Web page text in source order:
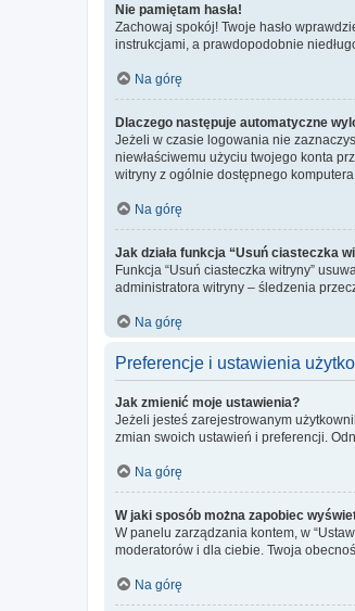
Nie pamiętam hasła!
Zachowaj spokój! Twoje hasło
instrukcjami, a prawdopodobnie
Na górę
Dlaczego następuje automatyczne
Jeżeli w czasie logowania nie
niewłaściwemu użyciu twojego konta
witryny z ogólnie dostępnego
Na górę
Jak działa funkcja “Usuń ciasteczka
Funkcja “Usuń ciasteczka witryny”
administratora witryny – śledzenia
Na górę
Preferencje i ustawienia
Jak zmienić moje ustawienia?
Jeżeli jesteś zarejestrowanym
zmian swoich ustawień i preferencji.
Na górę
W jaki sposób można zapobiec
W panelu zarządzania kontem, w
moderatorów i dla ciebie. Twoja
Na górę